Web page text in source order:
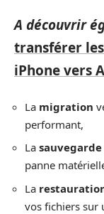
A découvrir
transférer
iPhone vers
La migration
performant,
La sauvegarde
panne
La
vos fichiers sur